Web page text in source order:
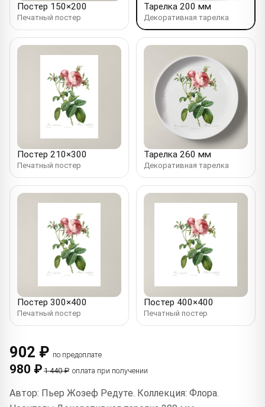
Постер 150×200
Печатный постер
Тарелка 200 мм
Декоративная тарелка
Постер 210×300
Печатный постер
Тарелка 260 мм
Декоративная тарелка
Постер 300×400
Печатный постер
Постер 400×400
Печатный постер
902 ₽ по предоплате
980 ₽ 1 440 ₽ оплата при получении
Автор: Пьер Жозеф Редуте. Коллекция: Флора.